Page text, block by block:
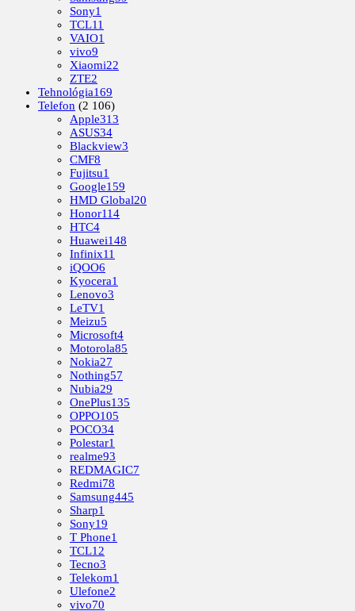
Sony1
TCL11
VAIO1
vivo9
Xiaomi22
ZTE2
Tehnológia169
Telefon (2 106)
Apple313
ASUS34
Blackview3
CMF8
Fujitsu1
Google159
HMD Global20
Honor114
HTC4
Huawei148
Infinix11
iQOO6
Kyocera1
Lenovo3
LeTV1
Meizu5
Microsoft4
Motorola85
Nokia27
Nothing57
Nubia29
OnePlus135
OPPO105
POCO34
Polestar1
realme93
REDMAGIC7
Redmi78
Samsung445
Sharp1
Sony19
T Phone1
TCL12
Tecno3
Telekom1
Ulefone2
vivo70